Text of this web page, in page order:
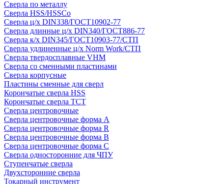
Сверла по металлу
Сверла HSS/HSSCo
Сверла ц/х DIN338/ГОСТ10902-77
Сверла длинные ц/х DIN340/ГОСТ886-77
Сверла к/х DIN345/ГОСТ10903-77/СТП
Сверла удлиненные ц/х Norm Work/СТП
Сверла твердосплавные VHM
Сверла со сменными пластинами
Сверла корпусные
Пластины сменные для сверл
Корончатые сверла HSS
Корончатые сверла TCT
Сверла центровочные
Сверла центровочные форма A
Сверла центровочные форма R
Сверла центровочные форма B
Сверла центровочные форма C
Сверла односторонние для ЧПУ
Ступенчатые сверла
Двухсторонние сверла
Токарный инструмент